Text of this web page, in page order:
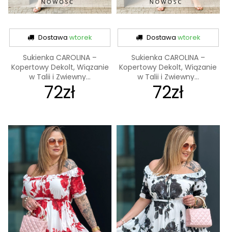
Dostawawtorek
Sukienka CAROLINA –
Kopertowy Dekolt, Wiązanie
w Talii i Zwiewny...
72zł
Dostawa wtorek
Sukienka CAROLINA –
Kopertowy Dekolt, Wiązanie
w Talii i Zwiewny...
72zł